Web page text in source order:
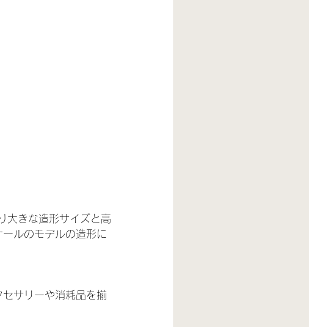
大きな造形サイズと高
ルのモデルの造形に
サリーや消耗品を揃